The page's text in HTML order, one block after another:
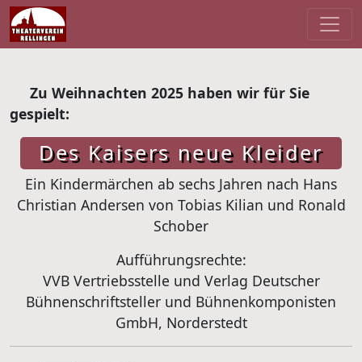
Zu Weihnachten 2025 haben wir für Sie
gespielt:
Des Kaisers neue Kleider
Ein Kindermärchen ab sechs Jahren nach Hans
Christian Andersen von Tobias Kilian und Ronald
Schober
Aufführungsrechte:
VVB Vertriebsstelle und Verlag Deutscher
Bühnenschriftsteller und Bühnenkomponisten
GmbH, Norderstedt